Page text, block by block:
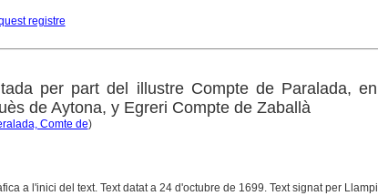
registre
per part del illustre Compte de Paralada,
de Aytona, y Egreri Compte de Zaballà
Comte de)
a l'inici del text. Text datat a 24 d'octubre de 1699. Text signat per